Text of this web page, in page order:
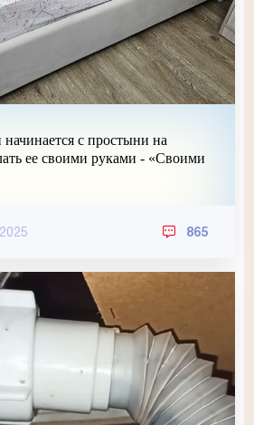
с простыни на
ее своими руками - «Своими
865